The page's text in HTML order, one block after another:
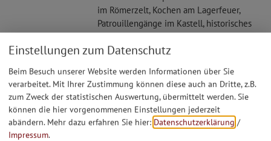
im Römerzelt, Kochen am Lagerfeuer,
Patrouillengänge im Kastell, historisches
Handwerk und viele weitere Ideen, die
individuell ...
20.09.26
Workshop - Bronzeguss mit
Christian Frey +++ ausgebucht!+++
Einstellungen zum Datenschutz
Beim Besuch unserer Website werden Informationen über Sie
verarbeitet. Mit Ihrer Zustimmung können diese auch an Dritte, z.B.
zum Zweck der statistischen Auswertung, übermittelt werden. Sie
können die hier vorgenommenen Einstellungen jederzeit
abändern. Mehr dazu erfahren Sie hier: Datenschutzerklärung /
Impressum.